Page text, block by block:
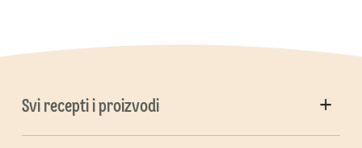
Svi recepti i proizvodi